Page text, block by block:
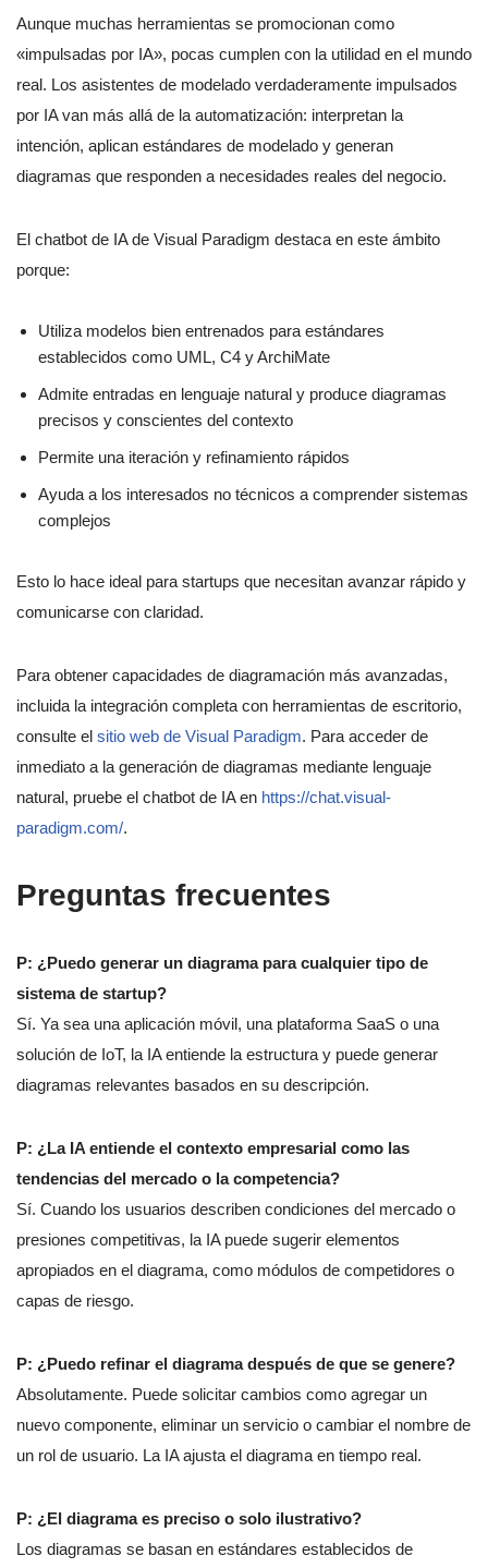
Aunque muchas herramientas se promocionan como
«impulsadas por IA», pocas cumplen con la utilidad en el mundo
real. Los asistentes de modelado verdaderamente impulsados
por IA van más allá de la automatización: interpretan la
intención, aplican estándares de modelado y generan
diagramas que responden a necesidades reales del negocio.
El chatbot de IA de Visual Paradigm destaca en este ámbito
porque:
Utiliza modelos bien entrenados para estándares
establecidos como UML, C4 y ArchiMate
Admite entradas en lenguaje natural y produce diagramas
precisos y conscientes del contexto
Permite una iteración y refinamiento rápidos
Ayuda a los interesados no técnicos a comprender sistemas
complejos
Esto lo hace ideal para startups que necesitan avanzar rápido y
comunicarse con claridad.
Para obtener capacidades de diagramación más avanzadas,
incluida la integración completa con herramientas de escritorio,
consulte el sitio web de Visual Paradigm. Para acceder de
inmediato a la generación de diagramas mediante lenguaje
natural, pruebe el chatbot de IA en https://chat.visual-
paradigm.com/.
Preguntas frecuentes
P: ¿Puedo generar un diagrama para cualquier tipo de
sistema de startup?
Sí. Ya sea una aplicación móvil, una plataforma SaaS o una
solución de IoT, la IA entiende la estructura y puede generar
diagramas relevantes basados en su descripción.
P: ¿La IA entiende el contexto empresarial como las
tendencias del mercado o la competencia?
Sí. Cuando los usuarios describen condiciones del mercado o
presiones competitivas, la IA puede sugerir elementos
apropiados en el diagrama, como módulos de competidores o
capas de riesgo.
P: ¿Puedo refinar el diagrama después de que se genere?
Absolutamente. Puede solicitar cambios como agregar un
nuevo componente, eliminar un servicio o cambiar el nombre de
un rol de usuario. La IA ajusta el diagrama en tiempo real.
P: ¿El diagrama es preciso o solo ilustrativo?
Los diagramas se basan en estándares establecidos de